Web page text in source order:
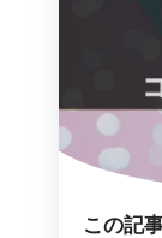
この記